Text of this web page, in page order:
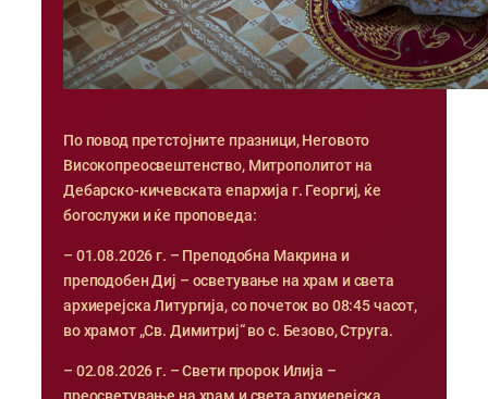
По повод претстојните празници, Неговото
Високопреосвештенство, Митрополитот на
Дебарско-кичевската епархија г. Георгиј, ќе
богослужи и ќе проповеда:
– 01.08.2026 г. – Преподобна Макрина и
преподобен Диј – осветување на храм и света
архиерејска Литургија, со почеток во 08:45 часот,
во храмот „Св. Димитриј“ во с. Безово, Струга.
– 02.08.2026 г. – Свети пророк Илија –